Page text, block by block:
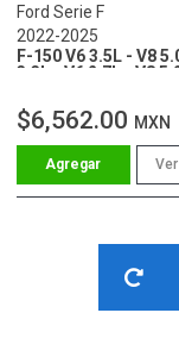
Ford Serie F
2022-2025
F-150 V6 3.5L - V8
3.3L - V6 2.7L - V8
$6,562.00 MXN